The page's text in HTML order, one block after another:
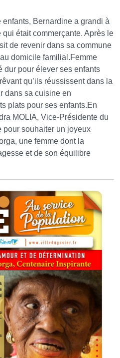
enfants, Bernardine a grandi à
était commerçante. Après le
de revenir dans sa commune
domicile familial.Femme
dur pour élever ses enfants
qu’ils réussissent dans la
dans sa cuisine en
plats pour ses enfants.En
MOLIA, Vice-Présidente du
pour souhaiter un joyeux
une femme dont la
et de son équilibre